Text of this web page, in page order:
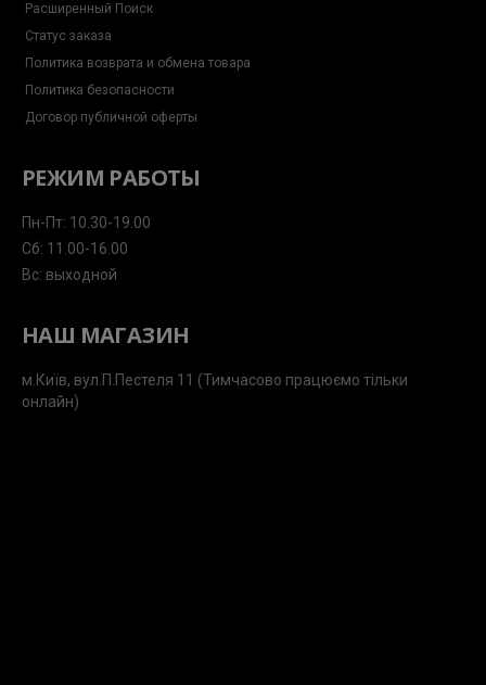
Расширенный Поиск
Статус заказа
Политика возврата и обмена товара
Политика безопасности
Договор публичной оферты
РЕЖИМ РАБОТЫ
Пн-Пт: 10.30-19.00
Сб: 11.00-16.00
Вс: выходной
НАШ МАГАЗИН
м.Київ, вул.П.Пестеля 11 (Тимчасово працюємо тільки
онлайн)